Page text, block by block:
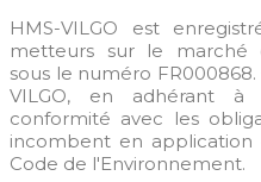
HMS-VILGO est
metteurs sur le marché
sous le numéro
VILGO, en adhérant
conformité avec les
incombent en application
Code de l'Environnement.